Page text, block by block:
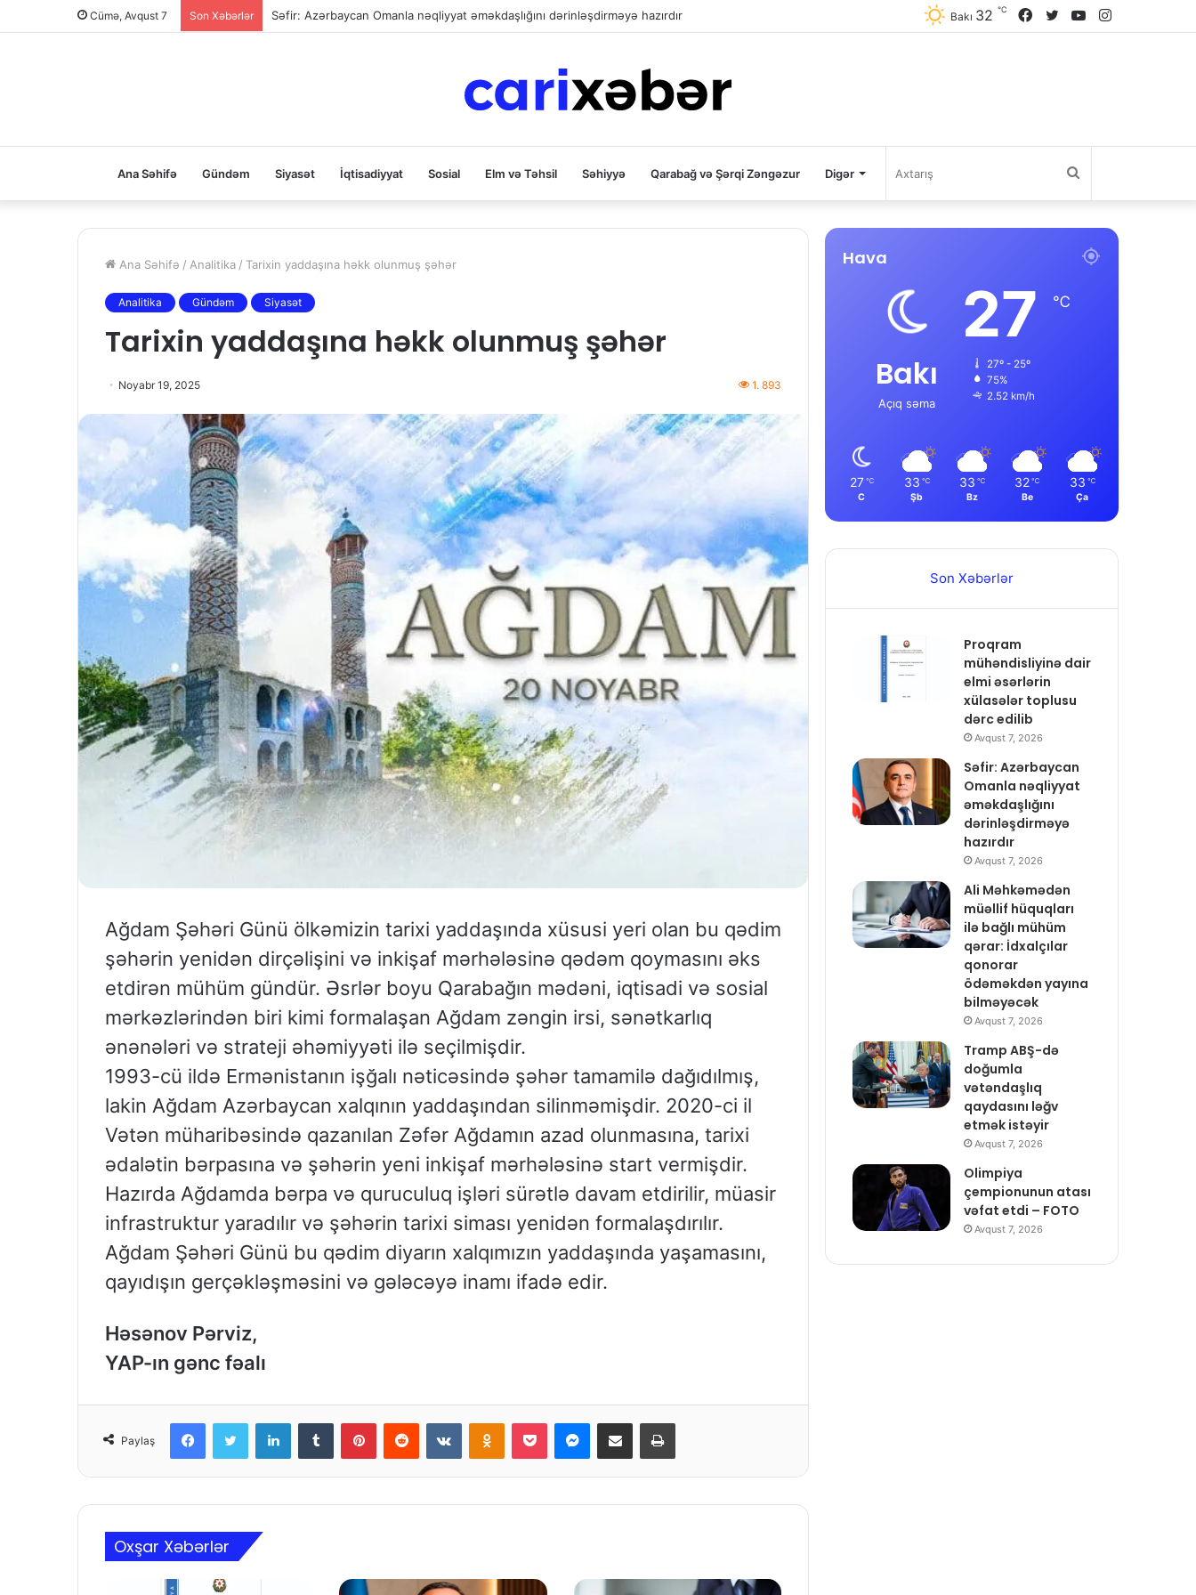
Cümə, Avqust 7 Son Xəbərlər Səfir: Azərbaycan Omanla nəqliyyat əməkdaşlığını dərinləşdirməyə hazırdır YouTube
Twitter
Facebook
Bakı 32 ℃
Ana Səhifə Gündəm Siyasət İqtisadiyyat Sosial Elm və Təhsil Səhiyyə Qarabağ və Şərqi Zəngəzur Digər Axtarış
Ana Səhifə / Analitika / Tarixin yaddaşına həkk olunmuş şəhər
Analitika Gündəm Siyasət
Tarixin yaddaşına həkk olunmuş şəhər
Noyabr 19, 2025 1. 893
Ağdam Şəhəri Günü ölkəmizin tarixi yaddaşında xüsusi yeri olan bu qədim
şəhərin yenidən dirçəlişini və inkişaf mərhələsinə qədəm qoymasını əks
etdirən mühüm gündür. Əsrlər boyu Qarabağın mədəni, iqtisadi və sosial
mərkəzlərindən biri kimi formalaşan Ağdam zəngin irsi, sənətkarlıq
ənənələri və strateji əhəmiyyəti ilə seçilmişdir.
1993-cü ildə Ermənistanın işğalı nəticəsində şəhər tamamilə dağıdılmış,
lakin Ağdam Azərbaycan xalqının yaddaşından silinməmişdir. 2020-ci il
Vətən müharibəsində qazanılan Zəfər Ağdamın azad olunmasına, tarixi
ədalətin bərpasına və şəhərin yeni inkişaf mərhələsinə start vermişdir.
Hazırda Ağdamda bərpa və quruculuq işləri sürətlə davam etdirilir, müasir
infrastruktur yaradılır və şəhərin tarixi siması yenidən formalaşdırılır.
Ağdam Şəhəri Günü bu qədim diyarın xalqımızın yaddaşında yaşamasını,
qayıdışın gerçəkləşməsini və gələcəyə inamı ifadə edir.
Həsənov Pərviz,
YAP-ın gənc fəalı
Paylaş
Oxşar Xəbərlər
Hava
Bakı
Açıq səma
27 ℃
27º - 25º
75%
2.52 km/h
27 ℃
C
33 ℃
Şb
33 ℃
Bz
32 ℃
Be
33 ℃
Ça
Son Xəbərlər
Proqram
mühəndisliyinə dair
elmi əsərlərin
xülasələr toplusu
dərc edilib
Avqust 7, 2026
Səfir: Azərbaycan
Omanla nəqliyyat
əməkdaşlığını
dərinləşdirməyə
hazırdır
Avqust 7, 2026
Ali Məhkəmədən
müəllif hüquqları
ilə bağlı mühüm
qərar: İdxalçılar
qonorar
ödəməkdən yayına
bilməyəcək
Avqust 7, 2026
Tramp ABŞ-də
doğumla
vətəndaşlıq
qaydasını ləğv
etmək istəyir
Avqust 7, 2026
Olimpiya
çempionunun atası
vəfat etdi – FOTO
Avqust 7, 2026